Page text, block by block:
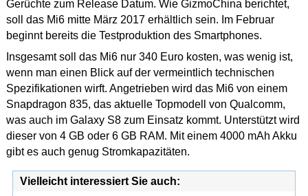
Gerüchte zum Release Datum. Wie GizmoChina berichtet,
soll das Mi6 mitte März 2017 erhältlich sein. Im Februar
beginnt bereits die Testproduktion des Smartphones.
Insgesamt soll das Mi6 nur 340 Euro kosten, was wenig ist,
wenn man einen Blick auf der vermeintlich technischen
Spezifikationen wirft. Angetrieben wird das Mi6 von einem
Snapdragon 835, das aktuelle Topmodell von Qualcomm,
was auch im Galaxy S8 zum Einsatz kommt. Unterstützt wird
dieser von 4 GB oder 6 GB RAM. Mit einem 4000 mAh Akku
gibt es auch genug Stromkapazitäten.
Vielleicht interessiert Sie auch: